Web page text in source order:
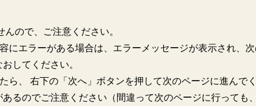
ので、ご注意ください。
にエラーがある場合は、エラーメッセージが表示され、
してください。
、 右下の「次へ」ボタンを押して次のページに進んでく
るのでご注意ください（間違って次のページに行っても